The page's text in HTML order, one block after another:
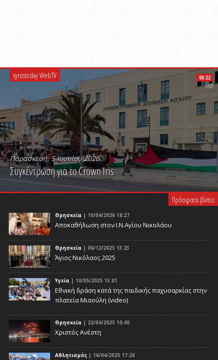
syrostoday WebTV
Παρασκευή, 5 Ιουνίου 2026
Συγκέντρωση για το Crown Iris
PLAY VIDEO
00:22
HD
Πρόσφατα βίντεο
Θρησκεία | 10/04/2026 18:27
Αποκαθήλωση στον Ι.Ν.Αγίου Νικολάου
Θρησκεία | 06/12/2025 13:23
Άγιος Νικόλαος 2025
Υγεία | 10/05/2025 13:01
Eθνική δράση κατά της παιδικής παχυσαρκίας στην
πλατεία Μιαούλη (video)
Θρησκεία | 22/04/2025 10:40
Χριστός Ανέστη
Αθλητισμός | 16/04/2025 17:26